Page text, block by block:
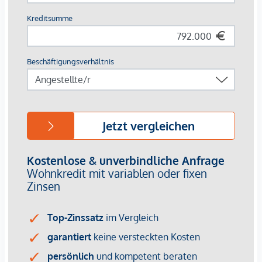
an persönliche Wünsche anzupassen. Durch die Nähe zu
Donau, Wiener Prater und WU bietet die Lage eine
einzigartige Kombination aus Natur, Freizeit und urbaner
Lebensqualität.
Die zentrale Lage garantiert eine perfekte Infrastruktur und
sowie die Vorgartenstraße, wo Boutiquen, Concept Stores
und Nahversorger alle Wünsche erfüllen. Von gehobenen
Restaurants bis zu charmanten Cafés – die Umgebung
bietet eine vielfältige Kulinarik.
HIGHLIGHTS
20 revitalisierte Altbauwohnungen
2 – 5 Zimmer | Wohnflächen von ca. 53 – 200 m²
Private Balkone, Terrassen oder Eigengärten